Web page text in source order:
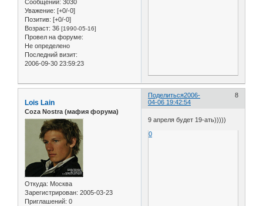
Сообщений: 3030
Уважение: [+0/-0]
Позитив: [+0/-0]
Возраст: 36 [1990-05-16]
Провел на форуме:
Не определено
Последний визит:
2006-09-30 23:59:23
Поделиться 8
2006-
04-06 19:42:54
Lois Lain
Coza Nostra (мафия форума)
Откуда: Москва
Зарегистрирован: 2005-03-23
Приглашений: 0
9 апреля будет 19-ать)))))
0